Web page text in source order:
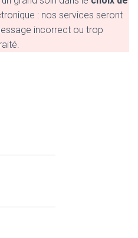
: nos services seront
incorrect ou trop